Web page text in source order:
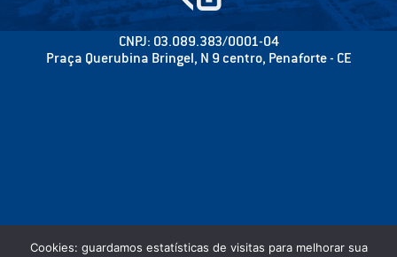
CNPJ: 03.089.383/0001-04
Praça Querubina Bringel, N 9 centro, Penaforte - CE
Cookies: guardamos estatísticas de visitas para melhorar sua